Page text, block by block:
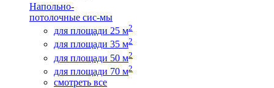
Напольно-
потолочные сис-мы
для площади 25 м2
для площади 35 м2
для площади 50 м2
для площади 70 м2
смотреть все